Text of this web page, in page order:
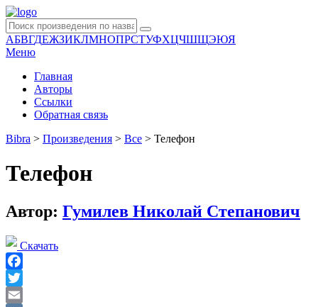
АБВГДЕЖЗИКЛМНОПРСТУФХЦЧШЩЭЮЯ
Меню
Главная
Авторы
Ссылки
Обратная связь
Bibra > Произведения > Все > Телефон
Телефон
Автор: Гумилев Николай Степанович
Скачать
Facebook
Twitter